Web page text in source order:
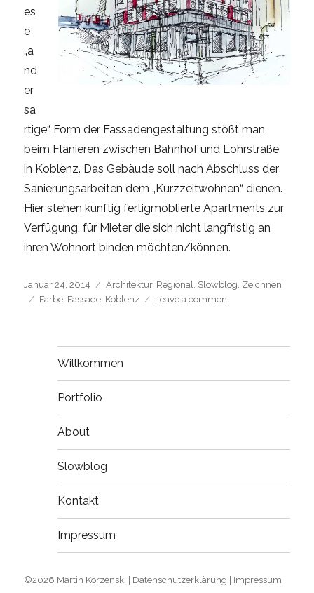
es
e
„a
nd
er
sa
rtige“ Form der Fassadengestaltung stößt man
beim Flanieren zwischen Bahnhof und Löhrstraße
in Koblenz. Das Gebäude soll nach Abschluss der
Sanierungsarbeiten dem „Kurzzeitwohnen“ dienen.
Hier stehen künftig fertigmöblierte Apartments zur
Verfügung, für Mieter die sich nicht langfristig an
ihren Wohnort binden möchten/können.
Posted
on
Januar 24, 2014 Categories
Architektur, Regional, Slowblog, Zeichnen
Tags
Farbe, Fassade, Koblenz Leave a commenton
Willkommen
Portfolio
About
Slowblog
Kontakt
Impressum
©2026 Martin Korzenski | Datenschutzerklärung Impressum